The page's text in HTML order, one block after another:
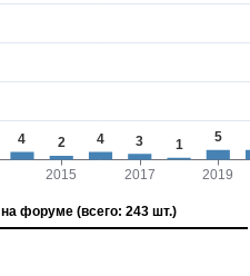
на форуме (всего: 243 шт.)